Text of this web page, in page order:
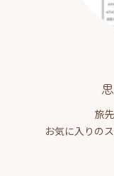
旅
お気に入りの